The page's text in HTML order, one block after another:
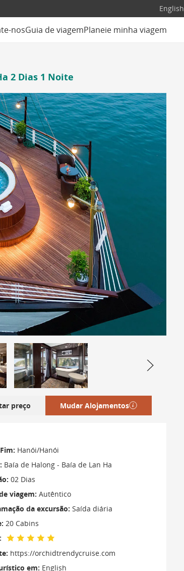
English
nosGuia de viagemPlaneie minha viagem
2 Dias 1 Noite
preço Mudar Alojamentos
Hanói/Hanói
Baía de Halong - Baía de Lan Ha
02 Dias
viagem: Autêntico
da excursão: Saída diária
20 Cabins
https://orchidtrendycruise.com
em: English